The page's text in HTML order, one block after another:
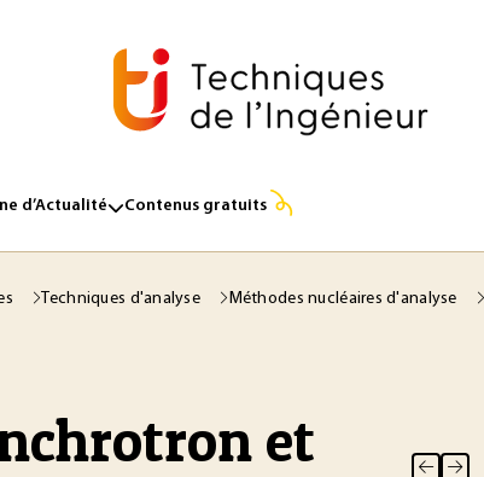
d’Actualité Contenus gratuits
Techniques d'analyse Méthodes nucléaires d'analyse
et